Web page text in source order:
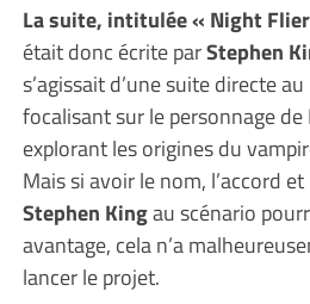
La suite, intitulée « Night
était donc écrite parStephen
s’agissait d’une suite directe
focalisant sur le personnage
explorant les origines du
Mais si avoir le nom, l’accord
Stephen Kingau scénario
avantage, cela n’a
lancer le projet.